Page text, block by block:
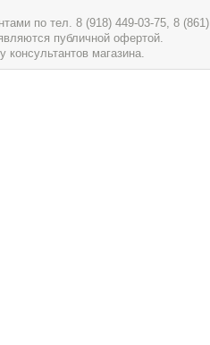
по тел. 8 (918) 449-03-75, 8 (861)
публичной офертой.
магазина.